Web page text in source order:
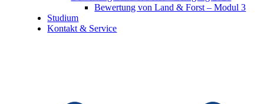
Bewertung von Land & Forst – Modul 3
Studium
Kontakt & Service